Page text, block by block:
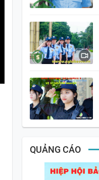
QUẢNG CÁO